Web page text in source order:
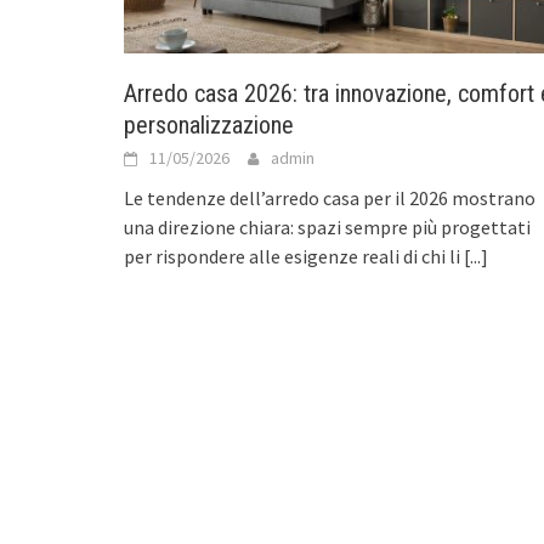
Arredo casa 2026: tra innovazione, comfort
personalizzazione
11/05/2026 admin
Le tendenze dell’arredo casa per il 2026 mostrano
una direzione chiara: spazi sempre più progettati
per rispondere alle esigenze reali di chi li [...]